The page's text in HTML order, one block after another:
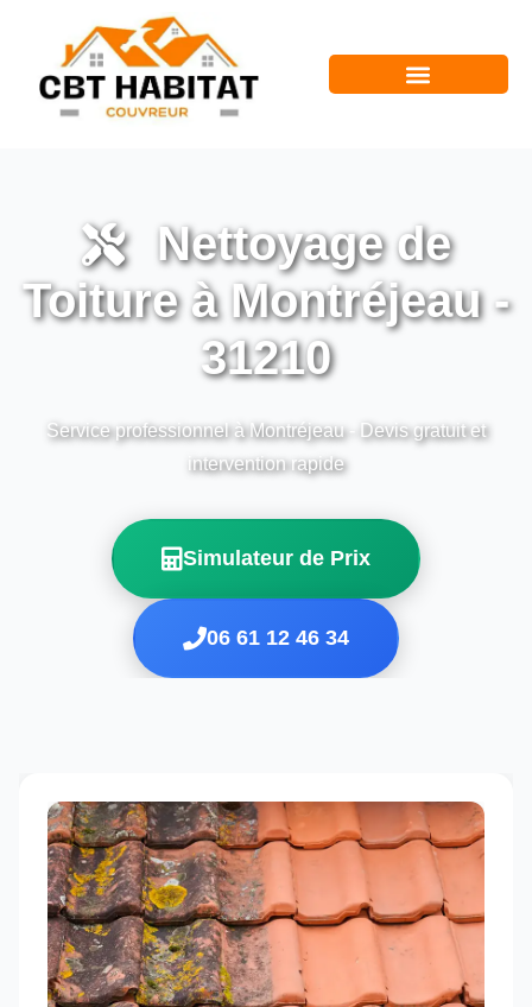
Nettoyage de
Toiture à Montréjeau -
31210
Service professionnel à Montréjeau - Devis gratuit et
intervention rapide
Simulateur de Prix
06 61 12 46 34